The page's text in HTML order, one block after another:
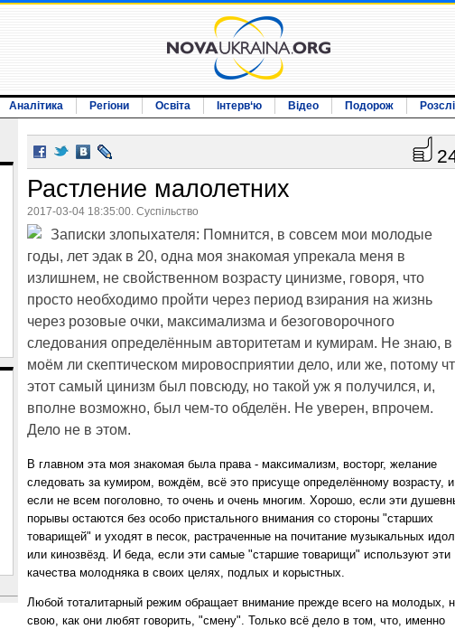
Аналітика Регіони Освіта Інтерв‘ю Відео Подорож
Растление малолетних
2017-03-04 18:35:00. Суспільство
Записки злопыхателя: Помнится, в совсем мои молодые
годы, лет эдак в 20, одна моя знакомая упрекала меня в
излишнем, не свойственном возрасту цинизме, говоря, что
просто необходимо пройти через период взирания на жизнь
через розовые очки, максимализма и безоговорочного
следования определённым авторитетам и кумирам. Не знаю, в
моём ли скептическом мировосприятии дело, или же, потому
этот самый цинизм был повсюду, но такой уж я получился, и,
вполне возможно, был чем-то обделён. Не уверен, впрочем.
Дело не в этом.
В главном эта моя знакомая была права - максимализм, восторг, желание
следовать за кумиром, вождём, всё это присуще определённому возрасту, и
если не всем поголовно, то очень и очень многим. Хорошо, если эти
порывы остаются без особо пристального внимания со стороны "старших
товарищей" и уходят в песок, растраченные на почитание музыкальных
или кинозвёзд. И беда, если эти самые "старшие товарищи" используют эти
качества молодняка в своих целях, подлых и корыстных.
Любой тоталитарный режим обращает внимание прежде всего на молодых,
свою, как они любят говорить, "смену". Только всё дело в том, что, именно